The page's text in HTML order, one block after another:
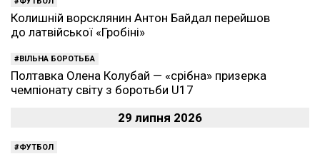
Колишній ворсклянин Антон Байдал перейшов
до латвійської «Гробіні»
ВІЛЬНА БОРОТЬБА
Полтавка Олена Колубай — «срібна» призерка
чемпіонату світу з боротьби U17
29 липня 2026
ФУТБОЛ